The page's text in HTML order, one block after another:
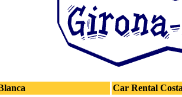
Car Rental